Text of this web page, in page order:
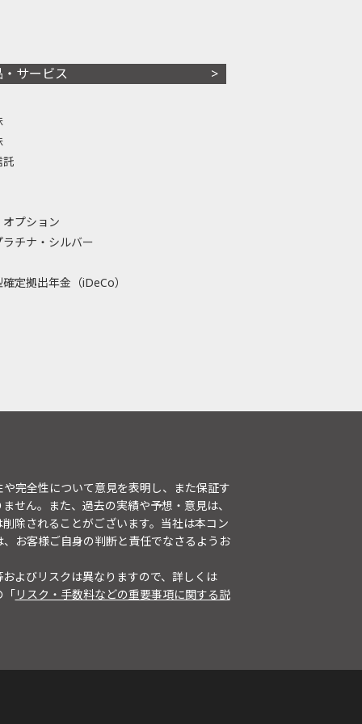
・サービス
託
プション
ラチナ・シルバー
定拠出年金（iDeCo）
完全性について意見を表明し、また保証す
せん。また、過去の実績や予想・意見は、
除されることがございます。当社は本コン
お客様ご自身の判断と責任でなさるようお
よびリスクは異なりますので、詳しくは
「リスク・手数料などの重要事項に関する説